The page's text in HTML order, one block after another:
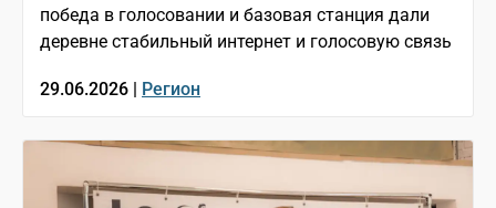
победа в голосовании и базовая станция дали
деревне стабильный интернет и голосовую связь
29.06.2026 | Регион